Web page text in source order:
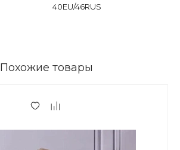
40EU/46RUS
Похожие товары